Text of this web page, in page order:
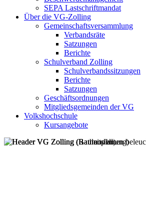
SEPA Lastschriftmandat
Über die VG-Zolling
Gemeinschaftsversammlung
Verbandsräte
Satzungen
Berichte
Schulverband Zolling
Schulverbandssitzungen
Berichte
Satzungen
Geschäftsordnungen
Mitgliedsgemeinden der VG
Volkshochschule
Kursangebote